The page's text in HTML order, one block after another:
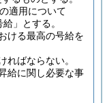
適用について
」とする。
ける最高の号給を
ればならない。
給に関し必要な事